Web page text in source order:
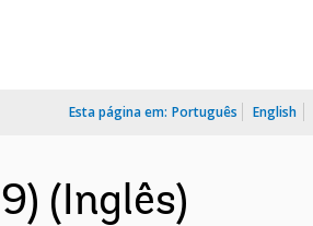
Esta página em: Português English
(Inglês)